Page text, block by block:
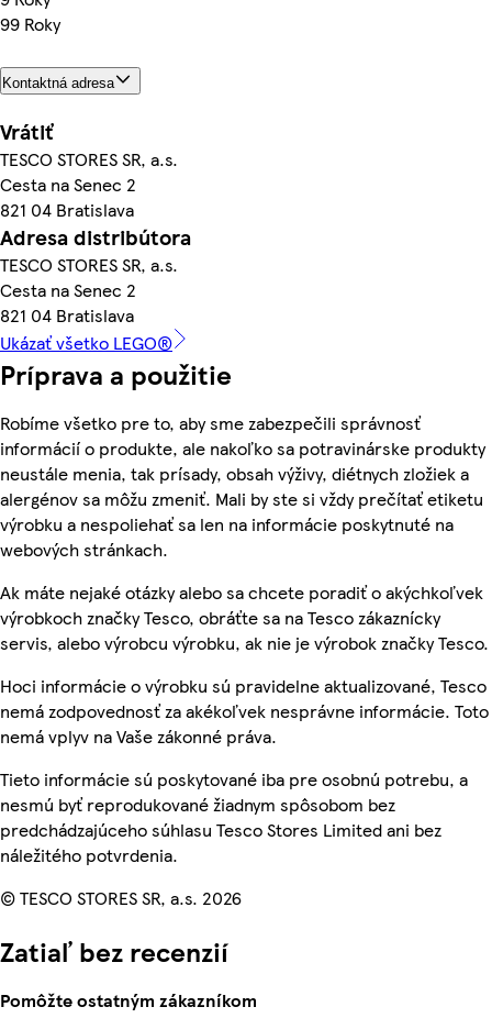
99 Roky
Kontaktná adresa
Vrátiť
TESCO STORES SR, a.s.
Cesta na Senec 2
821 04 Bratislava
Adresa distribútora
TESCO STORES SR, a.s.
Cesta na Senec 2
821 04 Bratislava
Ukázať všetko LEGO®
Príprava a použitie
Robíme všetko pre to, aby sme zabezpečili správnosť
informácií o produkte, ale nakoľko sa potravinárske produkty
neustále menia, tak prísady, obsah výživy, diétnych zložiek a
alergénov sa môžu zmeniť. Mali by ste si vždy prečítať etiketu
výrobku a nespoliehať sa len na informácie poskytnuté na
webových stránkach.
Ak máte nejaké otázky alebo sa chcete poradiť o akýchkoľvek
výrobkoch značky Tesco, obráťte sa na Tesco zákaznícky
servis, alebo výrobcu výrobku, ak nie je výrobok značky Tesco.
Hoci informácie o výrobku sú pravidelne aktualizované, Tesco
nemá zodpovednosť za akékoľvek nesprávne informácie. Toto
nemá vplyv na Vaše zákonné práva.
Tieto informácie sú poskytované iba pre osobnú potrebu, a
nesmú byť reprodukované žiadnym spôsobom bez
predchádzajúceho súhlasu Tesco Stores Limited ani bez
náležitého potvrdenia.
© TESCO STORES SR, a.s. 2026
Zatiaľ bez recenzií
Pomôžte ostatným zákazníkom